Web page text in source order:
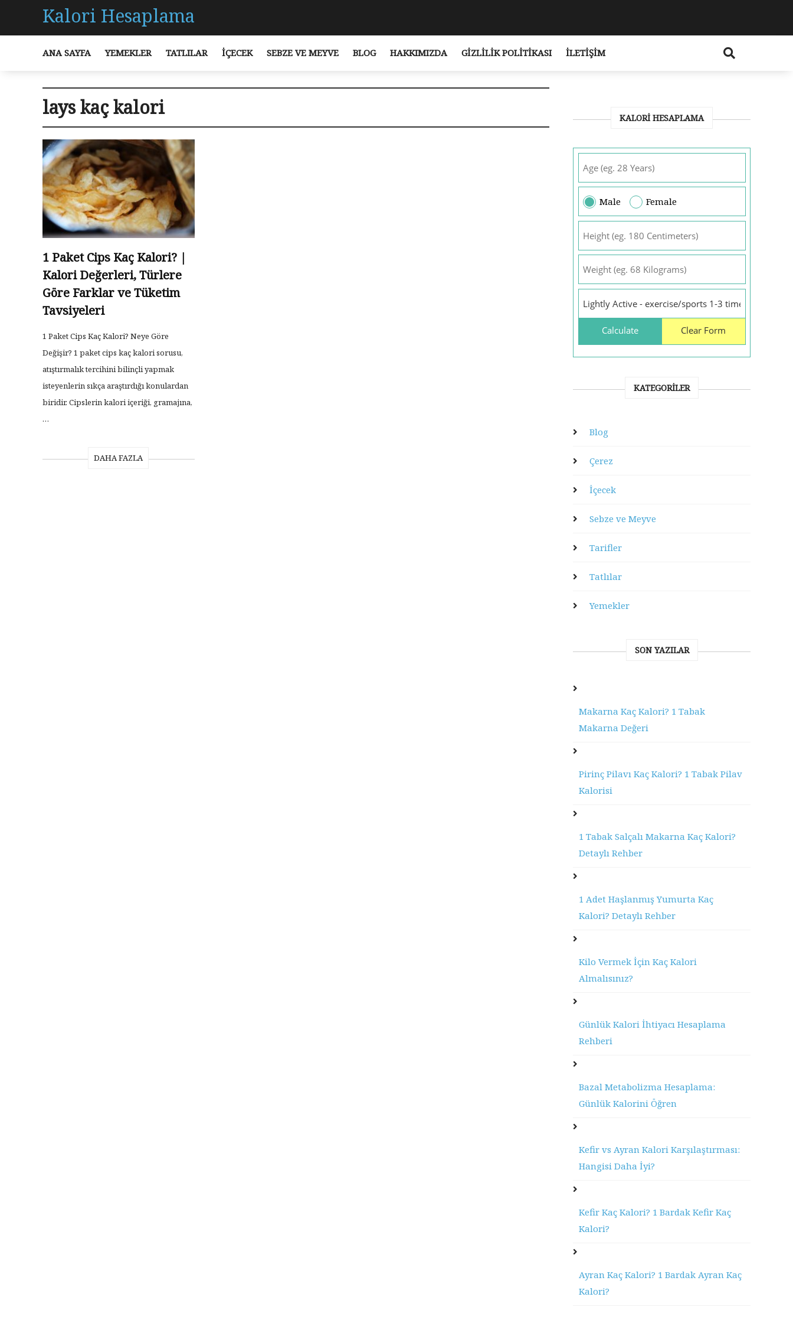
Kalori Hesaplama
ANA SAYFA YEMEKLER TATLILAR İÇECEK SEBZE VE MEYVE BLOG HAKKIMIZDA GIZLILIK POLITIKASI İLETIŞIM
lays kaç kalori
1 Paket Cips Kaç Kalori? |
Kalori Değerleri, Türlere
Göre Farklar ve Tüketim
Tavsiyeleri
1 Paket Cips Kaç Kalori? Neye Göre
Değişir? 1 paket cips kaç kalori sorusu,
atıştırmalık tercihini bilinçli yapmak
isteyenlerin sıkça araştırdığı konulardan
biridir. Cipslerin kalori içeriği, gramajına,
…
DAHA FAZLA
KALORI HESAPLAMA
Male Female
KATEGORILER
Blog
Çerez
İçecek
Sebze ve Meyve
Tarifler
Tatlılar
Yemekler
SON YAZILAR
Makarna Kaç Kalori? 1 Tabak
Makarna Değeri
Pirinç Pilavı Kaç Kalori? 1 Tabak Pilav
Kalorisi
1 Tabak Salçalı Makarna Kaç Kalori?
Detaylı Rehber
1 Adet Haşlanmış Yumurta Kaç
Kalori? Detaylı Rehber
Kilo Vermek İçin Kaç Kalori
Almalısınız?
Günlük Kalori İhtiyacı Hesaplama
Rehberi
Bazal Metabolizma Hesaplama:
Günlük Kalorini Öğren
Kefir vs Ayran Kalori Karşılaştırması:
Hangisi Daha İyi?
Kefir Kaç Kalori? 1 Bardak Kefir Kaç
Kalori?
Ayran Kaç Kalori? 1 Bardak Ayran Kaç
Kalori?